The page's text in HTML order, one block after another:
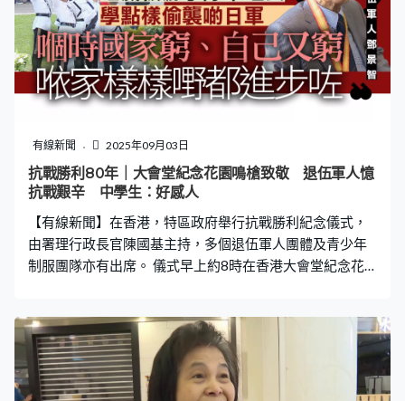
有線新聞 2025年09月03日
抗戰勝利80年｜大會堂紀念花園鳴槍致敬 退伍軍人憶
抗戰艱辛 中學生：好感人
【有線新聞】在香港，特區政府舉行抗戰勝利紀念儀式，
由署理行政長官陳國基主持，多個退伍軍人團體及青少年
制服團隊亦有出席。 儀式早上約8時在香港大會堂紀念花
團體、其他界別社會人士及中學生等。 警察儀仗隊鳴槍10
響，向在抗日戰爭犧牲的人士致敬，之後全體人士默哀兩
分鐘。警察儀仗隊手持花圈，在演奏下步操進場，陳國基
整理花圈緞帶，並帶領所有人在紀念龕前向烈士鞠躬。 有